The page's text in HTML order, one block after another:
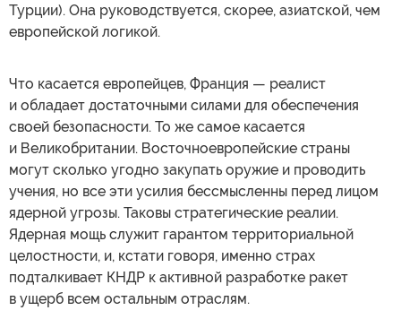
Турции). Она руководствуется, скорее, азиатской, чем
европейской логикой.
Что касается европейцев, Франция — реалист
и обладает достаточными силами для обеспечения
своей безопасности. То же самое касается
и Великобритании. Восточноевропейские страны
могут сколько угодно закупать оружие и проводить
учения, но все эти усилия бессмысленны перед лицом
ядерной угрозы. Таковы стратегические реалии.
Ядерная мощь служит гарантом территориальной
целостности, и, кстати говоря, именно страх
подталкивает КНДР к активной разработке ракет
в ущерб всем остальным отраслям.